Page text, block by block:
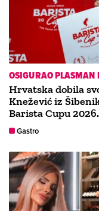
OSIGURAO
Hrvatska dobila
Knežević iz
Barista Cupu 2026.
Gastro